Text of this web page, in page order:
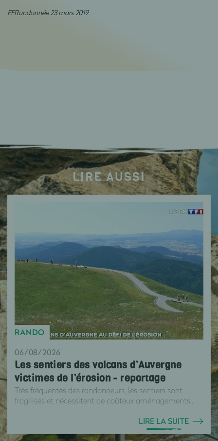
FFRandonnée 23 mars 2019
LIRE AUSSI
RANDO
06/08/2026
Les sentiers des volcans d’Auvergne
victimes de l’érosion - reportage
Très fréquentés des randonneurs, les sentiers sont
fragilisés et nécessitent de coûteux aménagements...
LIRE LA SUITE